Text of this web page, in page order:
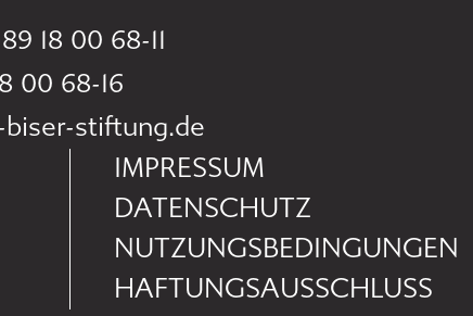
18 00 68-11
00 68-16
stiftung.de
IMPRESSUM
DATENSCHUTZ
NUTZUNGSBEDINGUNGEN
HAFTUNGSAUSSCHLUSS